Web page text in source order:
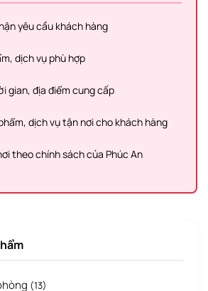
yêu cầu khách hàng
dịch vụ phù hợp
gian, địa điểm cung cấp
dịch vụ tận nơi cho khách hàng
theo chính sách của Phúc An
(13)